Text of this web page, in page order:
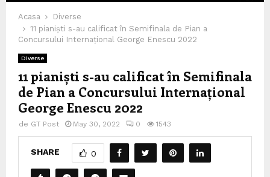
Acasa
Diverse
11 pianiști s-au calificat în Semifinala de Pian a
Concursului Internațional George Enescu 2022
Diverse
11 pianiști s-au calificat în Semifinala
de Pian a Concursului Internațional
George Enescu 2022
de GT Post May 30, 2022 0 1543
SHARE 0